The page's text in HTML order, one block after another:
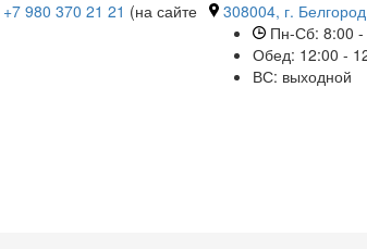
308004, г.
Пн-Сб: 8:00 -
Обед: 12:00 -
ВС: выходной
+7 980 370 21 21 (на сайте